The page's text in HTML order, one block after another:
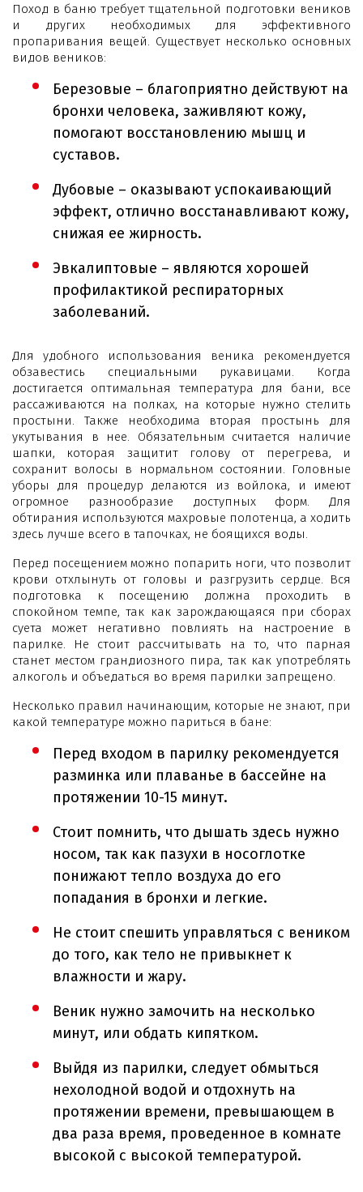
Поход в баню требует тщательной подготовки веников
и других необходимых для эффективного
пропаривания вещей. Существует несколько основных
видов веников:
Березовые – благоприятно действуют на
бронхи человека, заживляют кожу,
помогают восстановлению мышц и
суставов.
Дубовые – оказывают успокаивающий
эффект, отлично восстанавливают кожу,
снижая ее жирность.
Эвкалиптовые – являются хорошей
профилактикой респираторных
заболеваний.
Для удобного использования веника рекомендуется
обзавестись специальными рукавицами. Когда
достигается оптимальная температура для бани, все
рассаживаются на полках, на которые нужно стелить
простыни. Также необходима вторая простынь для
укутывания в нее. Обязательным считается наличие
шапки, которая защитит голову от перегрева, и
сохранит волосы в нормальном состоянии. Головные
уборы для процедур делаются из войлока, и имеют
огромное разнообразие доступных форм. Для
обтирания используются махровые полотенца, а ходить
здесь лучше всего в тапочках, не боящихся воды.
Перед посещением можно попарить ноги, что позволит
крови отхлынуть от головы и разгрузить сердце. Вся
подготовка к посещению должна проходить в
спокойном темпе, так как зарождающаяся при сборах
суета может негативно повлиять на настроение в
парилке. Не стоит рассчитывать на то, что парная
станет местом грандиозного пира, так как употреблять
алкоголь и объедаться во время парилки запрещено.
Несколько правил начинающим, которые не знают, при
какой температуре можно париться в бане:
Перед входом в парилку рекомендуется
разминка или плаванье в бассейне на
протяжении 10-15 минут.
Стоит помнить, что дышать здесь нужно
носом, так как пазухи в носоглотке
понижают тепло воздуха до его
попадания в бронхи и легкие.
Не стоит спешить управляться с веником
до того, как тело не привыкнет к
влажности и жару.
Веник нужно замочить на несколько
минут, или обдать кипятком.
Выйдя из парилки, следует обмыться
нехолодной водой и отдохнуть на
протяжении времени, превышающем в
два раза время, проведенное в комнате
высокой с высокой температурой.